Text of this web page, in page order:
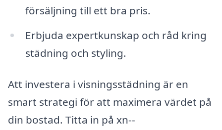
försäljning till ett bra pris.
Erbjuda expertkunskap och råd kring
städning och styling.
Att investera i visningsstädning är en
smart strategi för att maximera värdet på
din bostad. Titta in på xn--